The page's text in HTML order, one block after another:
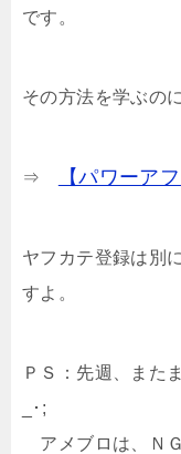
です。
その方法を学ぶの
⇒ 【パワーア
ヤフカテ登録は別
すよ。
ＰＳ：先週、また
_･;
アメブロは、Ｎ